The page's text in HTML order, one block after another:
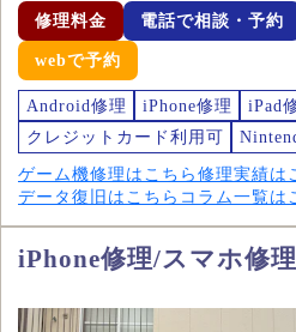
修理料金 電話で相談・予約
webで予約
Android修理 iPhone修理
iPad
クレジットカード利用可
ゲーム機修理はこちら 修理実績は
データ復旧はこちら コラム一覧は
iPhone修理/スマホ修